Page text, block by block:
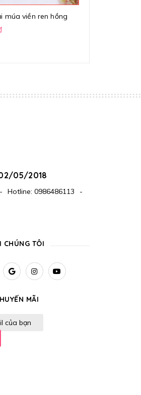
múa viền ren hồng
02/05/2018
- Hotline: 0986486113
-
CHÚNG TÔI
MÃI